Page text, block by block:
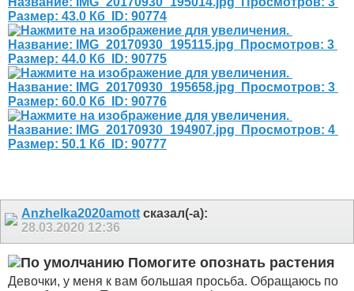
Anzhelka2020amott сказал(-а):
28.03.2020 12:36
Помогите опознать растения
Девочки, у меня к вам большая просьба. Обращаюсь по